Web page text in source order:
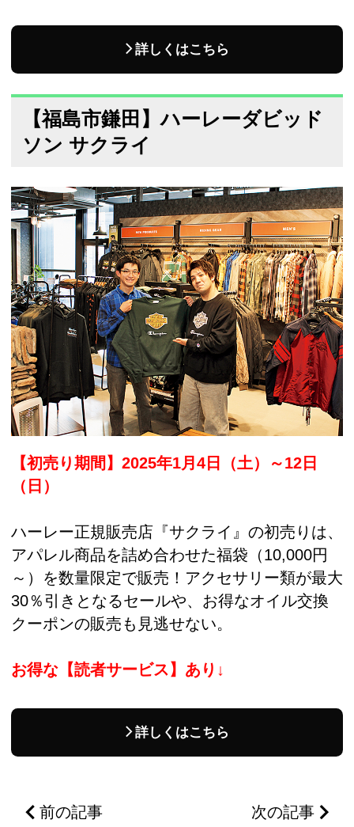
詳しくはこちら
【福島市鎌田】ハーレーダビッド
ソン サクライ
【初売り期間】2025年1月4日（土）～12日
（日）
ハーレー正規販売店『サクライ』の初売りは、
アパレル商品を詰め合わせた福袋（10,000円
～）を数量限定で販売！アクセサリー類が最大
30％引きとなるセールや、お得なオイル交換
クーポンの販売も見逃せない。
お得な【読者サービス】あり↓
詳しくはこちら
前の記事 次の記事